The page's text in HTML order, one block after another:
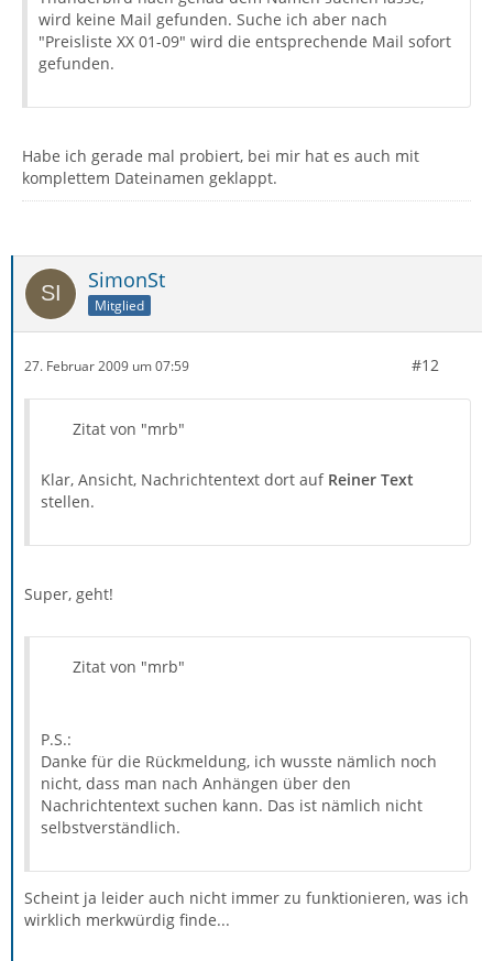
wird keine Mail gefunden. Suche ich aber nach
"Preisliste XX 01-09" wird die entsprechende Mail sofort
gefunden.
Habe ich gerade mal probiert, bei mir hat es auch mit
komplettem Dateinamen geklappt.
SimonSt
Mitglied
27. Februar 2009 um 07:59 #12
Zitat von "mrb"
Klar, Ansicht, Nachrichtentext dort auf Reiner Text
stellen.
Super, geht!
Zitat von "mrb"
P.S.:
Danke für die Rückmeldung, ich wusste nämlich noch
nicht, dass man nach Anhängen über den
Nachrichtentext suchen kann. Das ist nämlich nicht
selbstverständlich.
Scheint ja leider auch nicht immer zu funktionieren, was ich
wirklich merkwürdig finde...